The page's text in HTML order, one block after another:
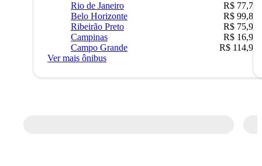
Rio de Janeiro
R$ 77,70
Belo Horizonte
R$ 99,89
Ribeirão Preto
R$ 75,90
Campinas
R$ 16,90
Campo Grande
R$ 114,90
Ver mais ônibus